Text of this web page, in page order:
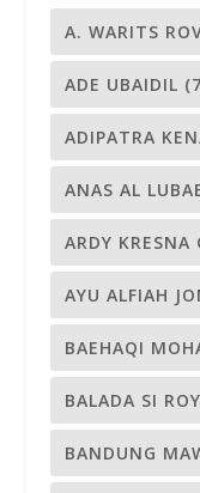
A. WARITS
ADE UBAIDIL
ADIPATRA
ANAS AL
ARDY KRESNA
AYU ALFIAH
BAEHAQI
BALADA SI ROY
BANDUNG